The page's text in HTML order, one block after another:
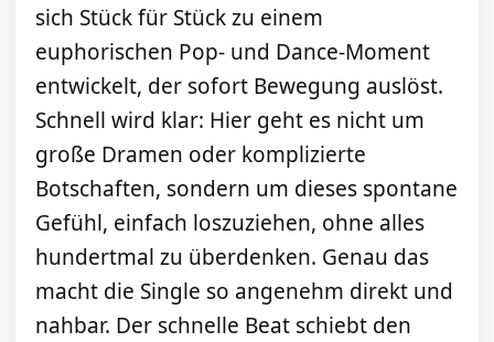
sich Stück für Stück zu einem
euphorischen Pop- und Dance-Moment
entwickelt, der sofort Bewegung auslöst.
Schnell wird klar: Hier geht es nicht um
große Dramen oder komplizierte
Botschaften, sondern um dieses spontane
Gefühl, einfach loszuziehen, ohne alles
hundertmal zu überdenken. Genau das
macht die Single so angenehm direkt und
nahbar. Der schnelle Beat schiebt den